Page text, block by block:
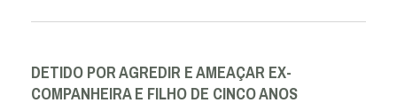
DETIDO POR AGREDIR E AMEAÇAR EX-
COMPANHEIRA E FILHO DE CINCO ANOS